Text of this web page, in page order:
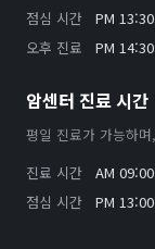
점심 시간
PM
오후 진료
PM
암센터 진료 시간
평일 진료가 가능하
진료 시간
AM
점심 시간
PM